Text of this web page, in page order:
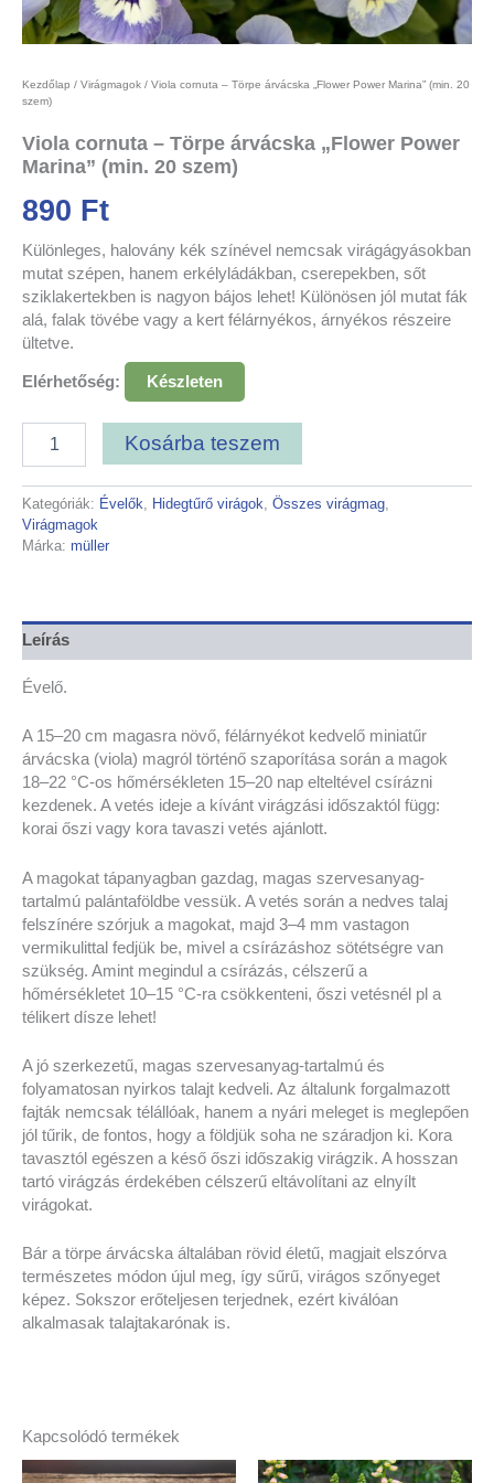
Kezdőlap / Virágmagok / Viola cornuta – Törpe árvácska „Flower Power Marina” (min. 20
szem)
Viola cornuta – Törpe árvácska „Flower Power
Marina” (min. 20 szem)
890 Ft
Különleges, halovány kék színével nemcsak virágágyásokban
mutat szépen, hanem erkélyládákban, cserepekben, sőt
sziklakertekben is nagyon bájos lehet! Különösen jól mutat fák
alá, falak tövébe vagy a kert félárnyékos, árnyékos részeire
ültetve.
Elérhetőség: Készleten
Kosárba teszem
Kategóriák: Évelők, Hidegtűrő virágok, Összes virágmag,
Virágmagok
Márka: müller
Leírás
Évelő.
A 15–20 cm magasra növő, félárnyékot kedvelő miniatűr
árvácska (viola) magról történő szaporítása során a magok
18–22 °C-os hőmérsékleten 15–20 nap elteltével csírázni
kezdenek. A vetés ideje a kívánt virágzási időszaktól függ:
korai őszi vagy kora tavaszi vetés ajánlott.
A magokat tápanyagban gazdag, magas szervesanyag-
tartalmú palántaföldbe vessük. A vetés során a nedves talaj
felszínére szórjuk a magokat, majd 3–4 mm vastagon
vermikulittal fedjük be, mivel a csírázáshoz sötétségre van
szükség. Amint megindul a csírázás, célszerű a
hőmérsékletet 10–15 °C-ra csökkenteni, őszi vetésnél pl a
télikert dísze lehet!
A jó szerkezetű, magas szervesanyag-tartalmú és
folyamatosan nyirkos talajt kedveli. Az általunk forgalmazott
fajták nemcsak télállóak, hanem a nyári meleget is meglepően
jól tűrik, de fontos, hogy a földjük soha ne száradjon ki. Kora
tavasztól egészen a késő őszi időszakig virágzik. A hosszan
tartó virágzás érdekében célszerű eltávolítani az elnyílt
virágokat.
Bár a törpe árvácska általában rövid életű, magjait elszórva
természetes módon újul meg, így sűrű, virágos szőnyeget
képez. Sokszor erőteljesen terjednek, ezért kiválóan
alkalmasak talajtakarónak is.
Kapcsolódó termékek